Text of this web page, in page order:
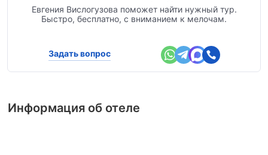
Евгения Вислогузова поможет найти нужный тур.
Быстро, бесплатно, с вниманием к мелочам.
Задать вопрос
Информация об отеле